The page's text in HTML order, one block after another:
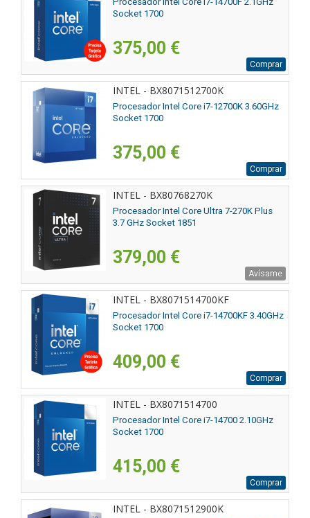
Socket 1700
375,00 €
Comprar
INTEL - BX8071512700K
Procesador Intel Core i7-12700K 3.60GHz
Socket 1700
375,00 €
Comprar
INTEL - BX80768270K
Procesador Intel Core Ultra 7-270K Plus
3.7 GHz Socket 1851
379,00 €
Avísame
INTEL - BX8071514700KF
Procesador Intel Core i7-14700KF 3.40GHz
Socket 1700
409,00 €
Comprar
INTEL - BX8071514700
Procesador Intel Core i7-14700 2.10GHz
Socket 1700
415,00 €
Comprar
INTEL - BX8071512900K